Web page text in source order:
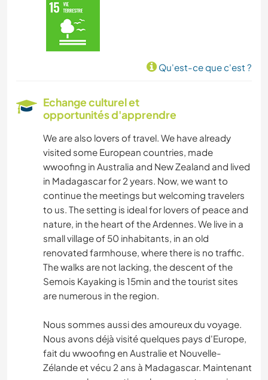
Qu'est-ce que c'est ?
Echange culturel et
opportunités d'apprendre
We are also lovers of travel. We have already
visited some European countries, made
wwoofing in Australia and New Zealand and lived
in Madagascar for 2 years. Now, we want to
continue the meetings but welcoming travelers
to us. The setting is ideal for lovers of peace and
nature, in the heart of the Ardennes. We live in a
small village of 50 inhabitants, in an old
renovated farmhouse, where there is no traffic.
The walks are not lacking, the descent of the
Semois Kayaking is 15min and the tourist sites
are numerous in the region.
Nous sommes aussi des amoureux du voyage.
Nous avons déjà visité quelques pays d'Europe,
fait du wwoofing en Australie et Nouvelle-
Zélande et vécu 2 ans à Madagascar. Maintenant